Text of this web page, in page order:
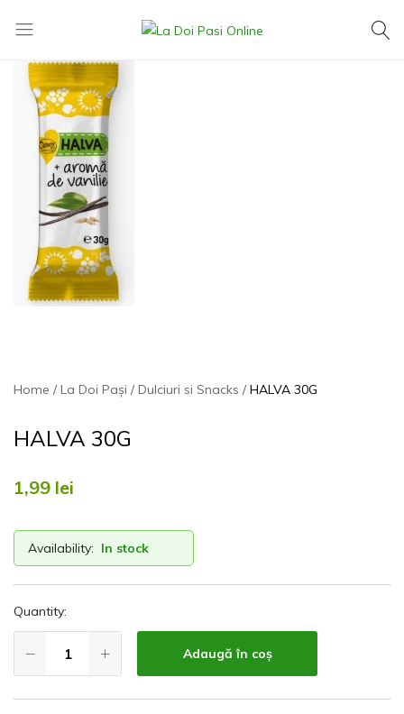
Home La Doi Pași Dulciuri si Snacks HALVA 30G
HALVA 30G
1,99 lei
Availability: In stock
Quantity:
Adaugă în coș